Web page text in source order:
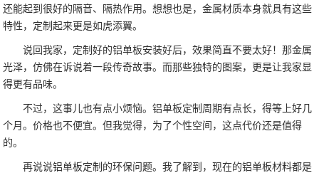
还能起到很好的隔音、隔热作用。想想也是，金属材质本身就具有这些
特性，定制起来更是如虎添翼。
说回我家，定制好的铝单板安装好后，效果简直不要太好！那金属
光泽，仿佛在诉说着一段传奇故事。而那些独特的图案，更是让我家显
得更有品味。
不过，这事儿也有点小烦恼。铝单板定制周期有点长，得等上好几
个月。价格也不便宜。但我觉得，为了个性空间，这点代价还是值得
的。
再说说铝单板定制的环保问题。我了解到，现在的铝单板材料都是